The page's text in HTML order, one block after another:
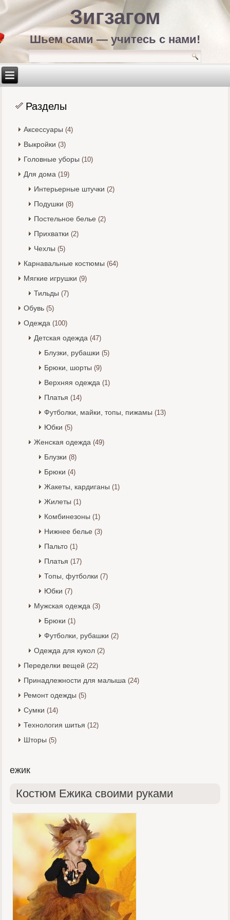
Зигзагом
Шьем сами — учитесь с нами!
Разделы
Аксессуары (4)
Выкройки (3)
Головные уборы (10)
Для дома (19)
Интерьерные штучки (2)
Подушки (8)
Постельное белье (2)
Прихватки (2)
Чехлы (5)
Карнавальные костюмы (64)
Мягкие игрушки (9)
Тильды (7)
Обувь (5)
Одежда (100)
Детская одежда (47)
Блузки, рубашки (5)
Брюки, шорты (9)
Верхняя одежда (1)
Платья (14)
Футболки, майки, топы, пижамы (13)
Юбки (5)
Женская одежда (49)
Блузки (8)
Брюки (4)
Жакеты, кардиганы (1)
Жилеты (1)
Комбинезоны (1)
Нижнее белье (3)
Пальто (1)
Платья (17)
Топы, футболки (7)
Юбки (7)
Мужская одежда (3)
Брюки (1)
Футболки, рубашки (2)
Одежда для кукол (2)
Переделки вещей (22)
Принадлежности для малыша (24)
Ремонт одежды (5)
Сумки (14)
Технология шитья (12)
Шторы (5)
ежик
Костюм Ежика своими руками